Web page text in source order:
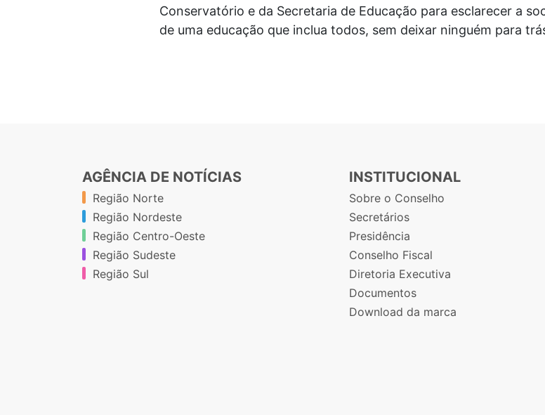
Conservatório e da Secretaria de Educação para esclarecer a
de uma educação que inclua todos, sem deixar ninguém para
AGÊNCIA DE NOTÍCIAS
Região Norte
Região Nordeste
Região Centro-Oeste
Região Sudeste
Região Sul
INSTITUCIONAL
Sobre o Conselho
Secretários
Presidência
Conselho Fiscal
Diretoria Executiva
Documentos
Download da marca